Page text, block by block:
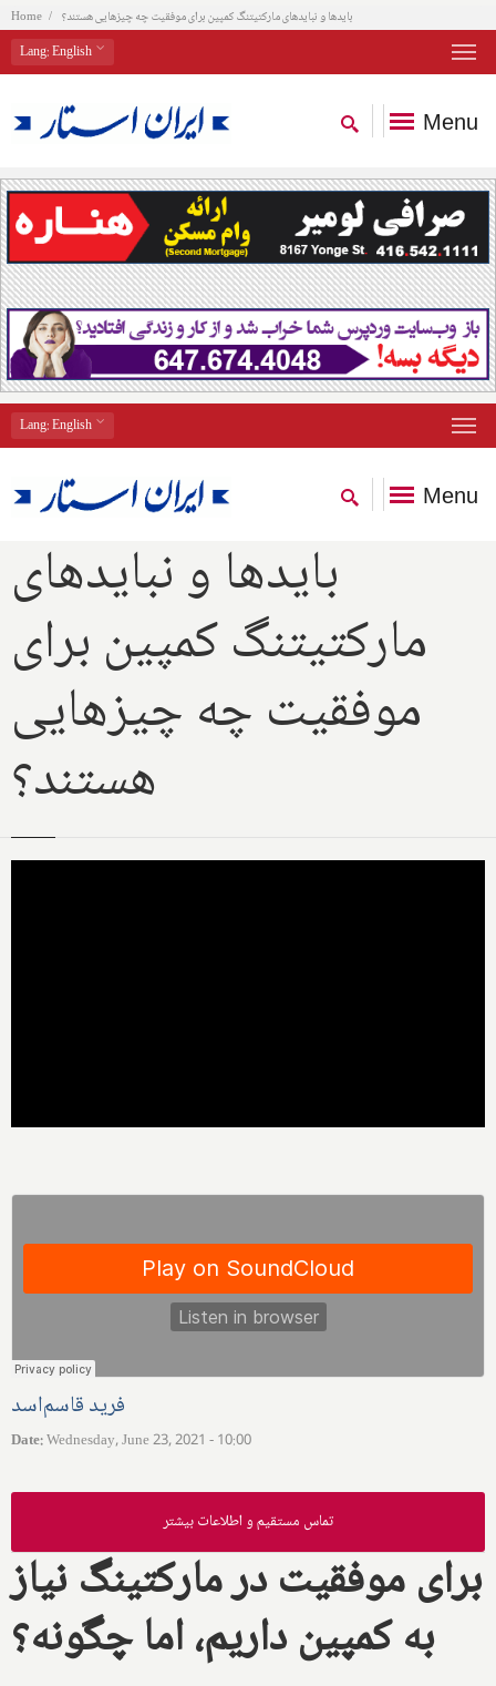
Home بایدها و نبایدهای مارکتیتنگ کمپین برای موفقیت چه چیزهایی هستند؟
Lang: English
Menu
Lang: English
Menu
بایدها و نبایدهای
مارکتیتنگ کمپین برای
موفقیت چه چیزهایی
هستند؟
فرید قاسم‌اسد
Date:Wednesday, June 23, 2021 - 10:00
تماس مستقیم و اطلاعات بیشتر
برای موفقیت در مارکتینگ نیاز
به کمپین داریم، اما چگونه؟